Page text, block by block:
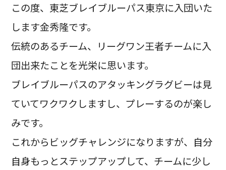
この度、東芝ブレイブルーパス東京に入団いた
します金秀隆です。
伝統のあるチーム、リーグワン王者チームに入
団出来たことを光栄に思います。
ブレイブルーパスのアタッキングラグビーは見
ていてワクワクしますし、プレーするのが楽し
みです。
これからビッグチャレンジになりますが、自分
自身もっとステップアップして、チームに少し